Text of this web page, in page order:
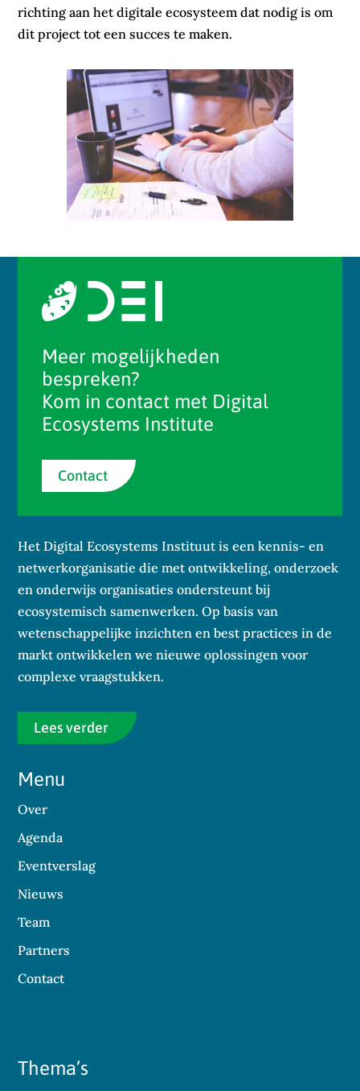
richting aan het digitale ecosysteem dat nodig is om
dit project tot een succes te maken.
Meer mogelijkheden
bespreken?
Kom in contact met Digital
Ecosystems Institute
Contact
Het Digital Ecosystems Instituut is een kennis- en
netwerkorganisatie die met ontwikkeling, onderzoek
en onderwijs organisaties ondersteunt bij
ecosystemisch samenwerken. Op basis van
wetenschappelijke inzichten en best practices in de
markt ontwikkelen we nieuwe oplossingen voor
complexe vraagstukken.
Lees verder
Menu
Over
Agenda
Eventverslag
Nieuws
Team
Partners
Contact
Thema’s